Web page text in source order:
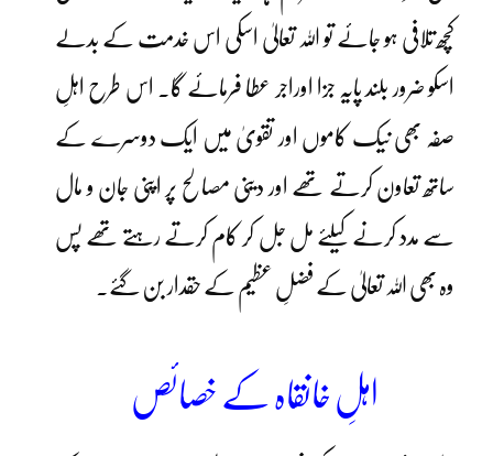
کچھ تلافی ہو جائے تو اللہ تعالیٰ اسکی اس خدمت کے بدلے
اسکو ضرور بلند پایہ جزا اوراجر عطا فرمائے گا۔ اس طرح اہلِ
صفہ بھی نیک کاموں اور تقویٰ میں ایک دوسرے کے
ساتھ تعاون کرتے تھے اور دینی مصالح پر اپنی جان و مال
سے مدد کرنے کیلئے مل جل کر کام کرتے رہتے تھے پس
وہ بھی اللہ تعالیٰ کے فضلِ عظیم کے حقدار بن گئے۔
اہلِ خانقاہ کے خصائص